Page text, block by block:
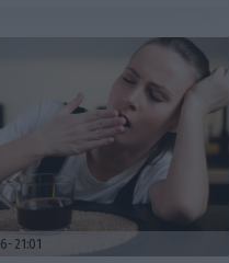
21:01